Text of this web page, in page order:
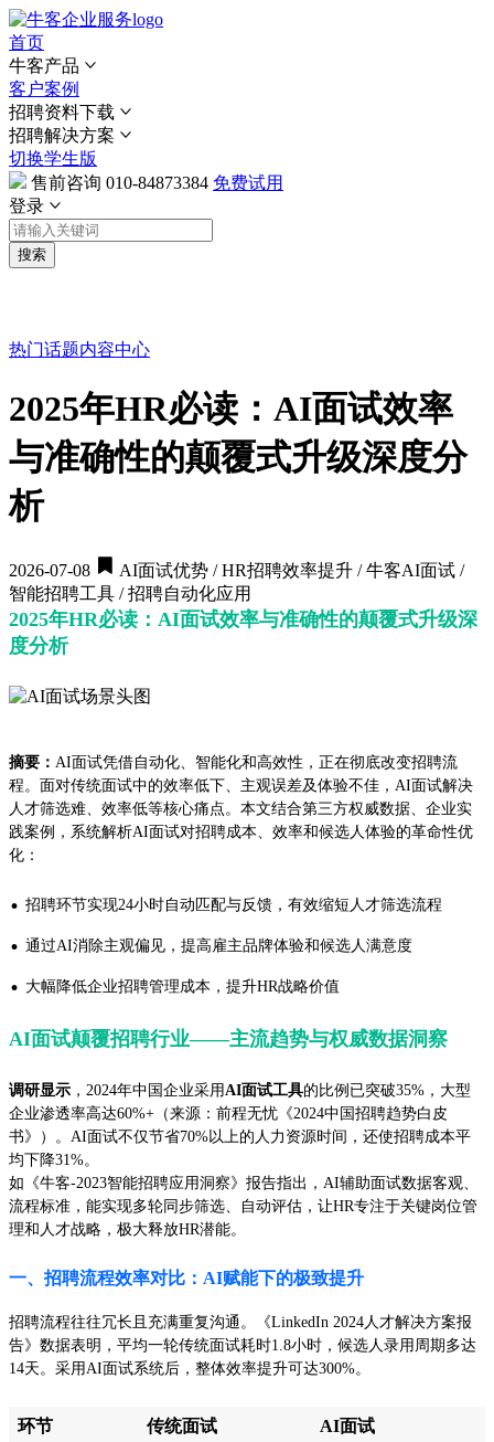
首页
牛客产品
客户案例
招聘资料下载
招聘解决方案
切换学生版
售前咨询 010-84873384 免费试用
登录
搜索
热门话题内容中心
2025年HR必读：AI面试效率
与准确性的颠覆式升级深度分
析
2026-07-08
AI面试优势 / HR招聘效率提升 / 牛客AI面试 /
智能招聘工具 / 招聘自动化应用
2025年HR必读：AI面试效率与准确性的颠覆式升级深
度分析
摘要： AI面试凭借自动化、智能化和高效性，正在彻底改变招聘流
程。面对传统面试中的效率低下、主观误差及体验不佳，AI面试解决
人才筛选难、效率低等核心痛点。本文结合第三方权威数据、企业实
践案例，系统解析AI面试对招聘成本、效率和候选人体验的革命性优
化：
· 招聘环节实现24小时自动匹配与反馈，有效缩短人才筛选流程
· 通过AI消除主观偏见，提高雇主品牌体验和候选人满意度
· 大幅降低企业招聘管理成本，提升HR战略价值
AI面试颠覆招聘行业——主流趋势与权威数据洞察
调研显示 ，2024年中国企业采用AI面试工具的比例已突破35%，大型
企业渗透率高达60%+（来源：前程无忧《2024中国招聘趋势白皮
书》）。AI面试不仅节省70%以上的人力资源时间，还使招聘成本平
均下降31%。
如《牛客-2023智能招聘应用洞察》报告指出，AI辅助面试数据客观、
流程标准，能实现多轮同步筛选、自动评估，让HR专注于关键岗位管
理和人才战略，极大释放HR潜能。
一、招聘流程效率对比：AI赋能下的极致提升
招聘流程往往冗长且充满重复沟通。《LinkedIn 2024人才解决方案报
告》数据表明，平均一轮传统面试耗时1.8小时，候选人录用周期多达
14天。采用AI面试系统后，整体效率提升可达300%。
环节 传统面试 AI面试